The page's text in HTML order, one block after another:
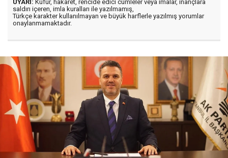
UYARI: Küfür, hakaret, rencide edici cümleler veya imalar, inançlara
saldırı içeren, imla kuralları ile yazılmamış,
Türkçe karakter kullanılmayan ve büyük harflerle yazılmış yorumlar
onaylanmamaktadır.